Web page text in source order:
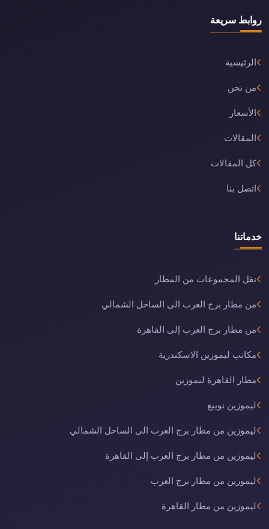
روابط سريعة
الرئيسية
من نحن
الأسعار
المقالات
كل المقالات
اتصل بنا
خدماتنا
نقل المجموعات من المطار
من مطار برج العرب الى الساحل الشمالي
من مطار برج العرب إلى القاهرة
مكاتب ليموزين الاسكندرية
مطار القاهرة ليموزين
ليموزين نويبع
ليموزين من مطار برج العرب الى الساحل الشمالي
ليموزين من مطار برج العرب إلى القاهرة
ليموزين من مطار برج العرب
ليموزين من مطار القاهرة